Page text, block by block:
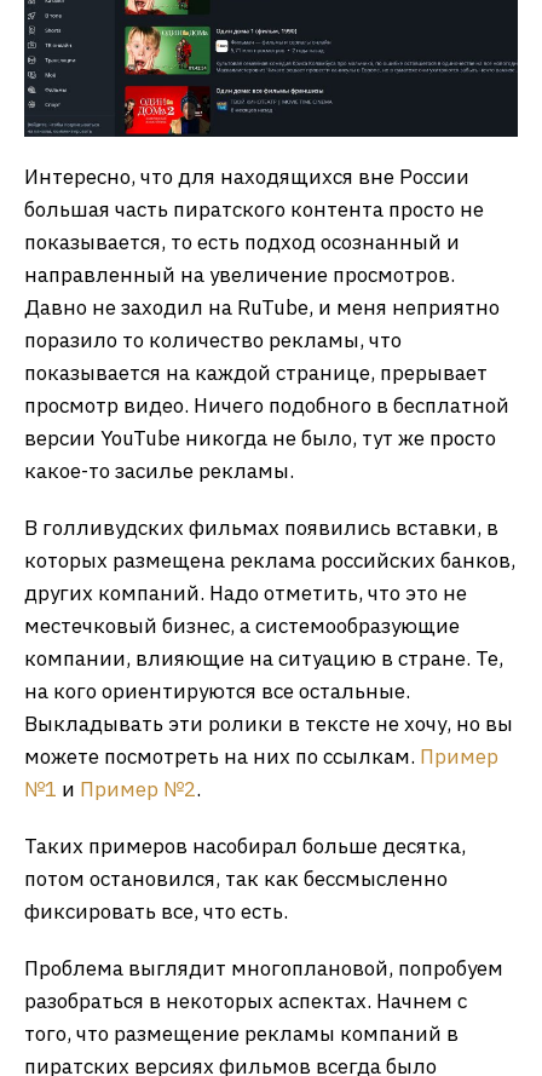
Интересно, что для находящихся вне России
большая часть пиратского контента просто не
показывается, то есть подход осознанный и
направленный на увеличение просмотров.
Давно не заходил на RuTube, и меня неприятно
поразило то количество рекламы, что
показывается на каждой странице, прерывает
просмотр видео. Ничего подобного в бесплатной
версии YouTube никогда не было, тут же просто
какое-то засилье рекламы.
В голливудских фильмах появились вставки, в
которых размещена реклама российских банков,
других компаний. Надо отметить, что это не
местечковый бизнес, а системообразующие
компании, влияющие на ситуацию в стране. Те,
на кого ориентируются все остальные.
Выкладывать эти ролики в тексте не хочу, но вы
можете посмотреть на них по ссылкам. Пример
№1 и Пример №2.
Таких примеров насобирал больше десятка,
потом остановился, так как бессмысленно
фиксировать все, что есть.
Проблема выглядит многоплановой, попробуем
разобраться в некоторых аспектах. Начнем с
того, что размещение рекламы компаний в
пиратских версиях фильмов всегда было